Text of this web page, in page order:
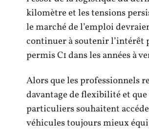
kilomètre et les tensions
le marché de l’emploi
continuer à soutenir l’intérêt
permis C1 dans les années à
Alors que les professionnels
davantage de flexibilité et que
particuliers souhaitent
véhicules toujours mieux